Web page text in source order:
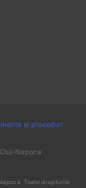
si proceduri .
Napoca
. Toate drepturile